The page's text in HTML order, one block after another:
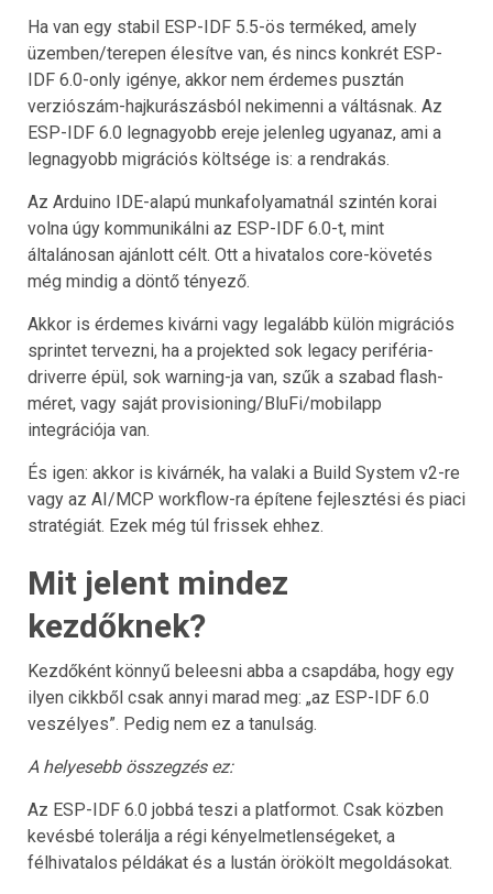
Ha van egy stabil ESP-IDF 5.5-ös terméked, amely
üzemben/terepen élesítve van, és nincs konkrét ESP-
IDF 6.0-only igénye, akkor nem érdemes pusztán
verziószám-hajkurászásból nekimenni a váltásnak. Az
ESP-IDF 6.0 legnagyobb ereje jelenleg ugyanaz, ami a
legnagyobb migrációs költsége is: a rendrakás.
Az Arduino IDE-alapú munkafolyamatnál szintén korai
volna úgy kommunikálni az ESP-IDF 6.0-t, mint
általánosan ajánlott célt. Ott a hivatalos core-követés
még mindig a döntő tényező.
Akkor is érdemes kivárni vagy legalább külön migrációs
sprintet tervezni, ha a projekted sok legacy periféria-
driverre épül, sok warning-ja van, szűk a szabad flash-
méret, vagy saját provisioning/BluFi/mobilapp
integrációja van.
És igen: akkor is kivárnék, ha valaki a Build System v2-re
vagy az AI/MCP workflow-ra építene fejlesztési és piaci
stratégiát. Ezek még túl frissek ehhez.
Mit jelent mindez
kezdőknek?
Kezdőként könnyű beleesni abba a csapdába, hogy egy
ilyen cikkből csak annyi marad meg: „az ESP-IDF 6.0
veszélyes”. Pedig nem ez a tanulság.
A helyesebb összegzés ez:
Az ESP-IDF 6.0 jobbá teszi a platformot. Csak közben
kevésbé tolerálja a régi kényelmetlenségeket, a
félhivatalos példákat és a lustán örökölt megoldásokat.